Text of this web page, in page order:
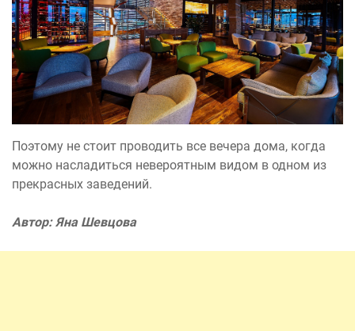
Поэтому не стоит проводить все вечера дома, когда
можно насладиться невероятным видом в одном из
прекрасных заведений.
Автор: Яна Шевцова